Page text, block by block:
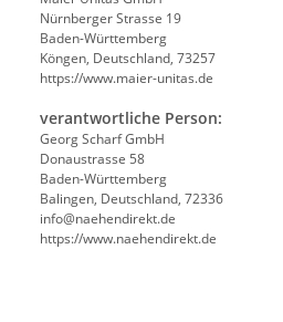
Nürnberger Strasse 19
Baden-Württemberg
Köngen, Deutschland, 73257
https://www.maier-unitas.de
verantwortliche Person:
Georg Scharf GmbH
Donaustrasse 58
Baden-Württemberg
Balingen, Deutschland, 72336
info@naehendirekt.de
https://www.naehendirekt.de